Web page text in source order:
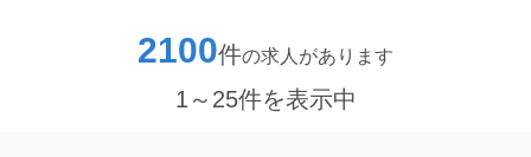
安定して働きたい方に適した環境です。 ＜経験を活
かせるお仕事＞ 社労士業務全般を担当もしくは補助し
や実務経験を存分に発揮できます。賞与あり、交通費実
2100件の求人があります
1～25件を表示中